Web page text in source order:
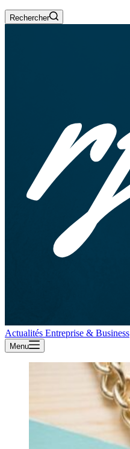
Rechercher
Actualités Entreprise & Business
Menu